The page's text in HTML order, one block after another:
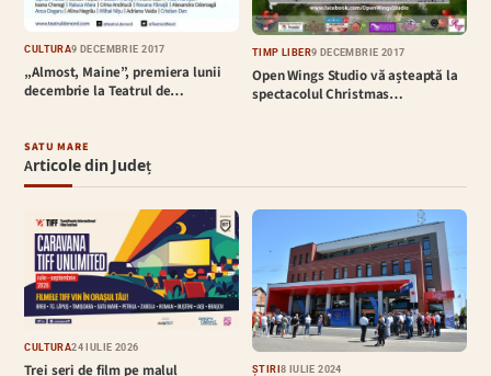
CULTURĂ9 DECEMBRIE 2017
„Almost, Maine”, premiera lunii
decembrie la Teatrul de…
TIMP LIBER9 DECEMBRIE 2017
Open Wings Studio vă așteaptă la
spectacolul Christmas…
SATU MARE
Articole din Județ
CULTURĂ24 IULIE 2026
Trei seri de film pe malul
ȘTIRI8 IULIE 2024